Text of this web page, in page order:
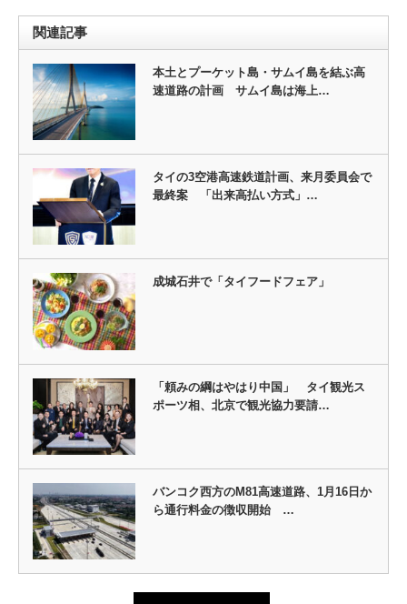
関連記事
本土とプーケット島・サムイ島を結ぶ高
速道路の計画 サムイ島は海上…
タイの3空港高速鉄道計画、来月委員会で
最終案 「出来高払い方式」…
成城石井で「タイフードフェア」
「頼みの綱はやはり中国」 タイ観光ス
ポーツ相、北京で観光協力要請…
バンコク西方のM81高速道路、1月16日か
ら通行料金の徴収開始 …